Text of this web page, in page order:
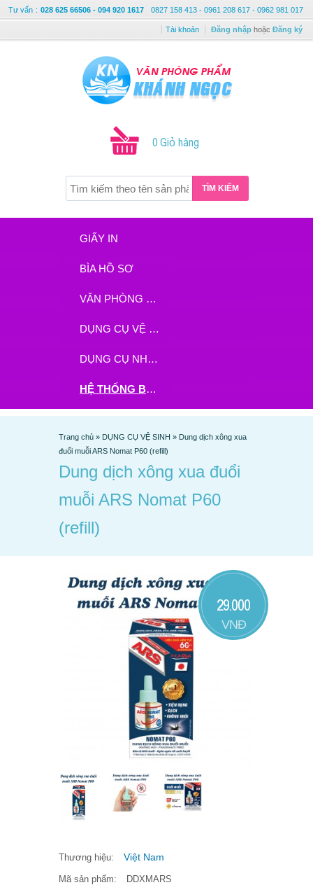
Tư vấn : 028 625 66506 - 094 920 1617 0827 158 413 - 0961 208 617 - 0962 981 017
Tài khoản Đăng nhập hoặc Đăng ký
0 Giỏ hàng
TÌM KIẾM
GIẤY IN
BÌA HỒ SƠ
VĂN PHÒNG PHẨM
DỤNG CỤ VỆ SINH
DỤNG CỤ NHÀ BẾP
HỆ THỐNG BHX - TGDĐ ĐẶT HÀNG TẠI ĐÂY
Trang chủ » DỤNG CỤ VỆ SINH » Dung dịch xông xua
đuổi muỗi ARS Nomat P60 (refill)
Dung dịch xông xua đuổi
muỗi ARS Nomat P60
(refill)
29.000
VNĐ
Thương hiệu: Việt Nam
Mã sản phẩm: DDXMARS